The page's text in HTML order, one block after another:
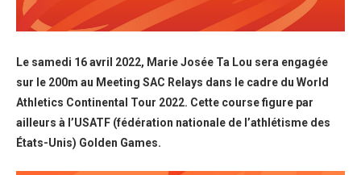
Le samedi 16 avril 2022, Marie Josée Ta Lou sera engagée
sur le 200m au Meeting SAC Relays dans le cadre du World
Athletics Continental Tour 2022. Cette course figure par
ailleurs à l’USATF (fédération nationale de l’athlétisme des
États-Unis) Golden Games.